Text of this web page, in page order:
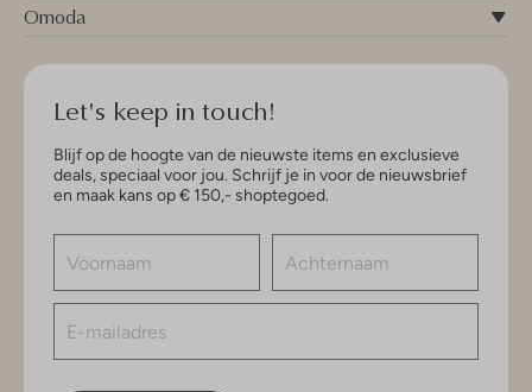
Omoda
Let's keep in touch!
Blijf op de hoogte van de nieuwste items en exclusieve
deals, speciaal voor jou. Schrijf je in voor de nieuwsbrief
en maak kans op € 150,- shoptegoed.